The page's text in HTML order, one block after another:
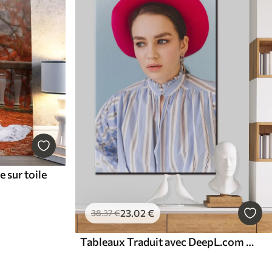
sur toile
38.37€23.02€
Tableaux Traduit avec DeepL.com (version gratuite)